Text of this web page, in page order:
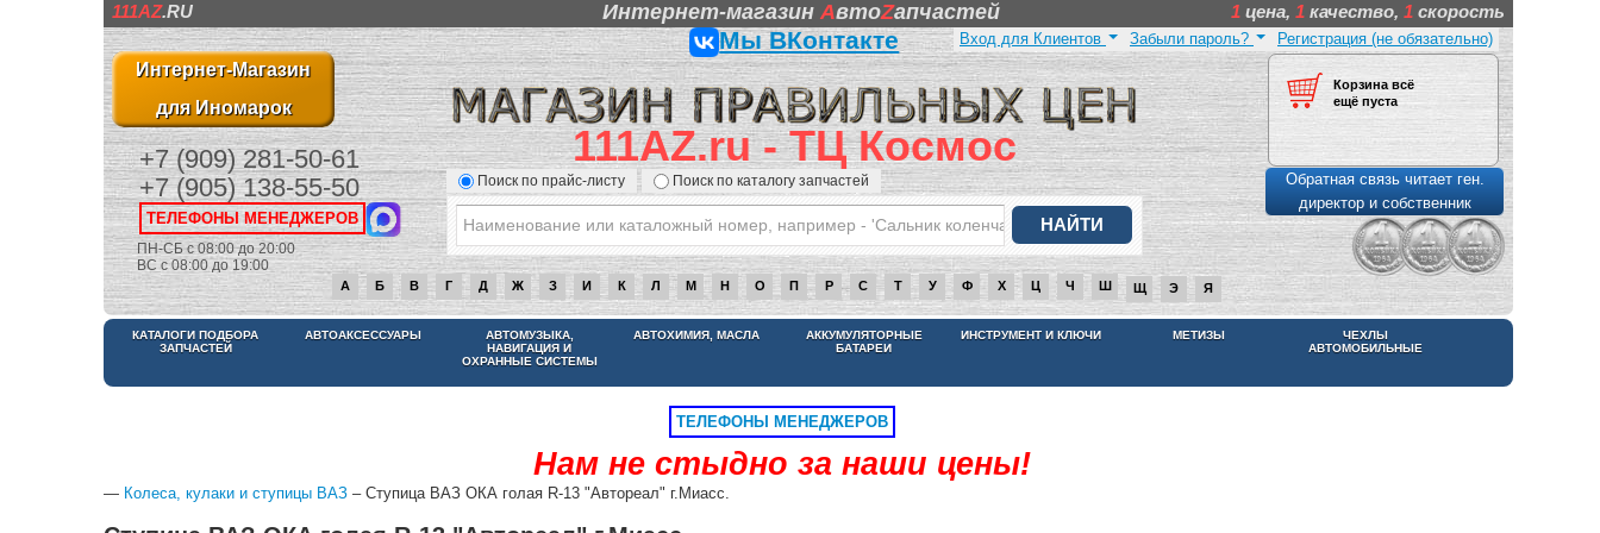
111AZ.RU Интернет-магазинAвтоZапчастей 1 цена, 1 качество, 1 скорость
Интернет-Магазин
для Иномарок
+7 (909) 281-50-61
+7 (905) 138-55-50
ТЕЛЕФОНЫ МЕНЕДЖЕРОВ
ПН-СБ с 08:00 до 20:00
ВС с 08:00 до 19:00
Мы ВКонтакте
111AZ.ru - ТЦ Космос
Поиск по прайс-листу Поиск по каталогу запчастей
Регистрация (не обязательно)
Забыли пароль?
Вход для Клиентов
Корзина всё
ещё пуста
Обратная связь читает ген.
директор и собственник
А Б В Г Д Ж З И К Л М Н О П Р С Т У Ф Х Ц Ч Ш Щ Э Я
НАМ НЕ СТЫДНО ЗА НАШИ ЦЕНЫ
КАТАЛОГИ ПОДБОРА
ЗАПЧАСТЕЙ
АВТОАКСЕССУАРЫ
АВТОМУЗЫКА,
НАВИГАЦИЯ И
ОХРАННЫЕ СИСТЕМЫ
АВТОХИМИЯ, МАСЛА
АККУМУЛЯТОРНЫЕ
БАТАРЕИ
ИНСТРУМЕНТ И КЛЮЧИ МЕТИЗЫ
ЧЕХЛЫ
АВТОМОБИЛЬНЫЕ
ТЕЛЕФОНЫ МЕНЕДЖЕРОВ
Нам не стыдно за наши цены!
— Колеса, кулаки и ступицы ВАЗ – Ступица ВАЗ ОКА голая R-13 "Автореал" г.Миасс.